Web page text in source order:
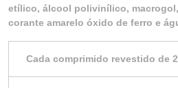
etílico, álcool polivinílico,
corante amarelo óxido de ferro e
Cada comprimido revestido de